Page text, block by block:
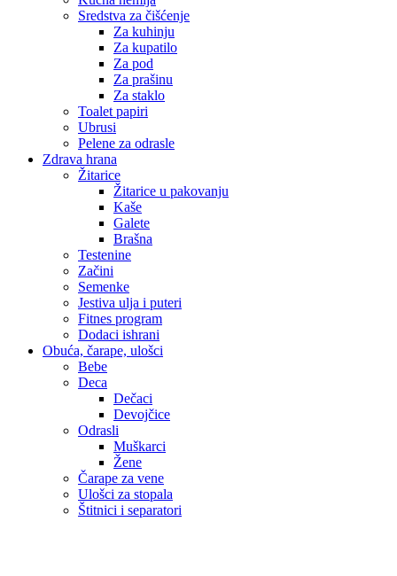
Sredstva za čišćenje
Za kuhinju
Za kupatilo
Za pod
Za prašinu
Za staklo
Toalet papiri
Ubrusi
Pelene za odrasle
Zdrava hrana
Žitarice
Žitarice u pakovanju
Kaše
Galete
Brašna
Testenine
Začini
Semenke
Jestiva ulja i puteri
Fitnes program
Dodaci ishrani
Obuća, čarape, ulošci
Bebe
Deca
Dečaci
Devojčice
Odrasli
Muškarci
Žene
Čarape za vene
Ulošci za stopala
Štitnici i separatori